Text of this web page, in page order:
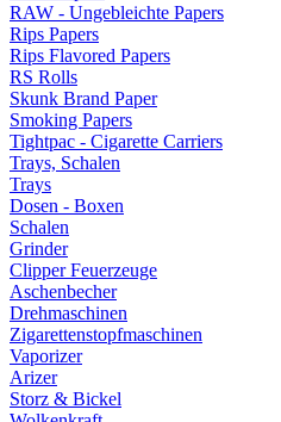
RAW - Ungebleichte Papers
Rips Papers
Rips Flavored Papers
RS Rolls
Skunk Brand Paper
Smoking Papers
Tightpac - Cigarette Carriers
Trays, Schalen
Trays
Dosen - Boxen
Schalen
Grinder
Clipper Feuerzeuge
Aschenbecher
Drehmaschinen
Zigarettenstopfmaschinen
Vaporizer
Arizer
Storz & Bickel